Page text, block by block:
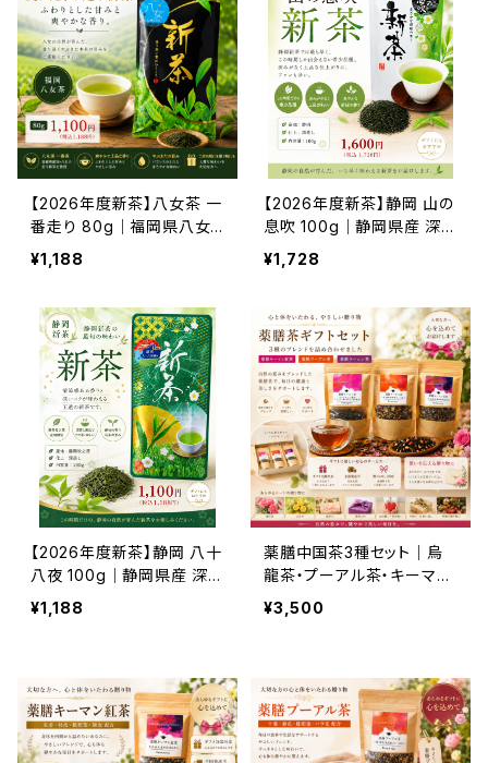
【2026年度新茶】八女茶 一
番走り 80g｜福岡県八女
産 中蒸し新茶｜甘み豊か
な高級八女茶
¥1,188
【2026年度新茶】静岡 山の
息吹 100g｜静岡県産 深蒸
し新茶｜濃厚な旨みと力強
い香り
¥1,728
【2026年度新茶】静岡 八十
八夜 100g｜静岡県産 深蒸
し新茶｜香り高い王道新茶
¥1,188
薬膳中国茶3種セット｜烏
龍茶・プーアル茶・キーマン
紅茶 飲み比べギフト｜美
容・温活・リラックスにおす
¥3,500